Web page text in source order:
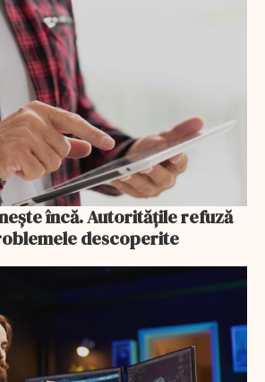
încă. Autoritățile refuză
descoperite